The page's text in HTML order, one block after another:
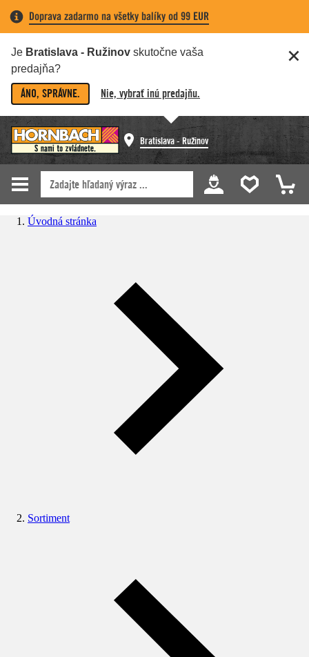
Doprava zadarmo na všetky balíky od 99 EUR
Je Bratislava - Ružinov skutočne vaša
predajňa?
ÁNO, SPRÁVNE. Nie, vybrať inú predajňu.
Bratislava - Ružinov
Úvodná stránka
Sortiment